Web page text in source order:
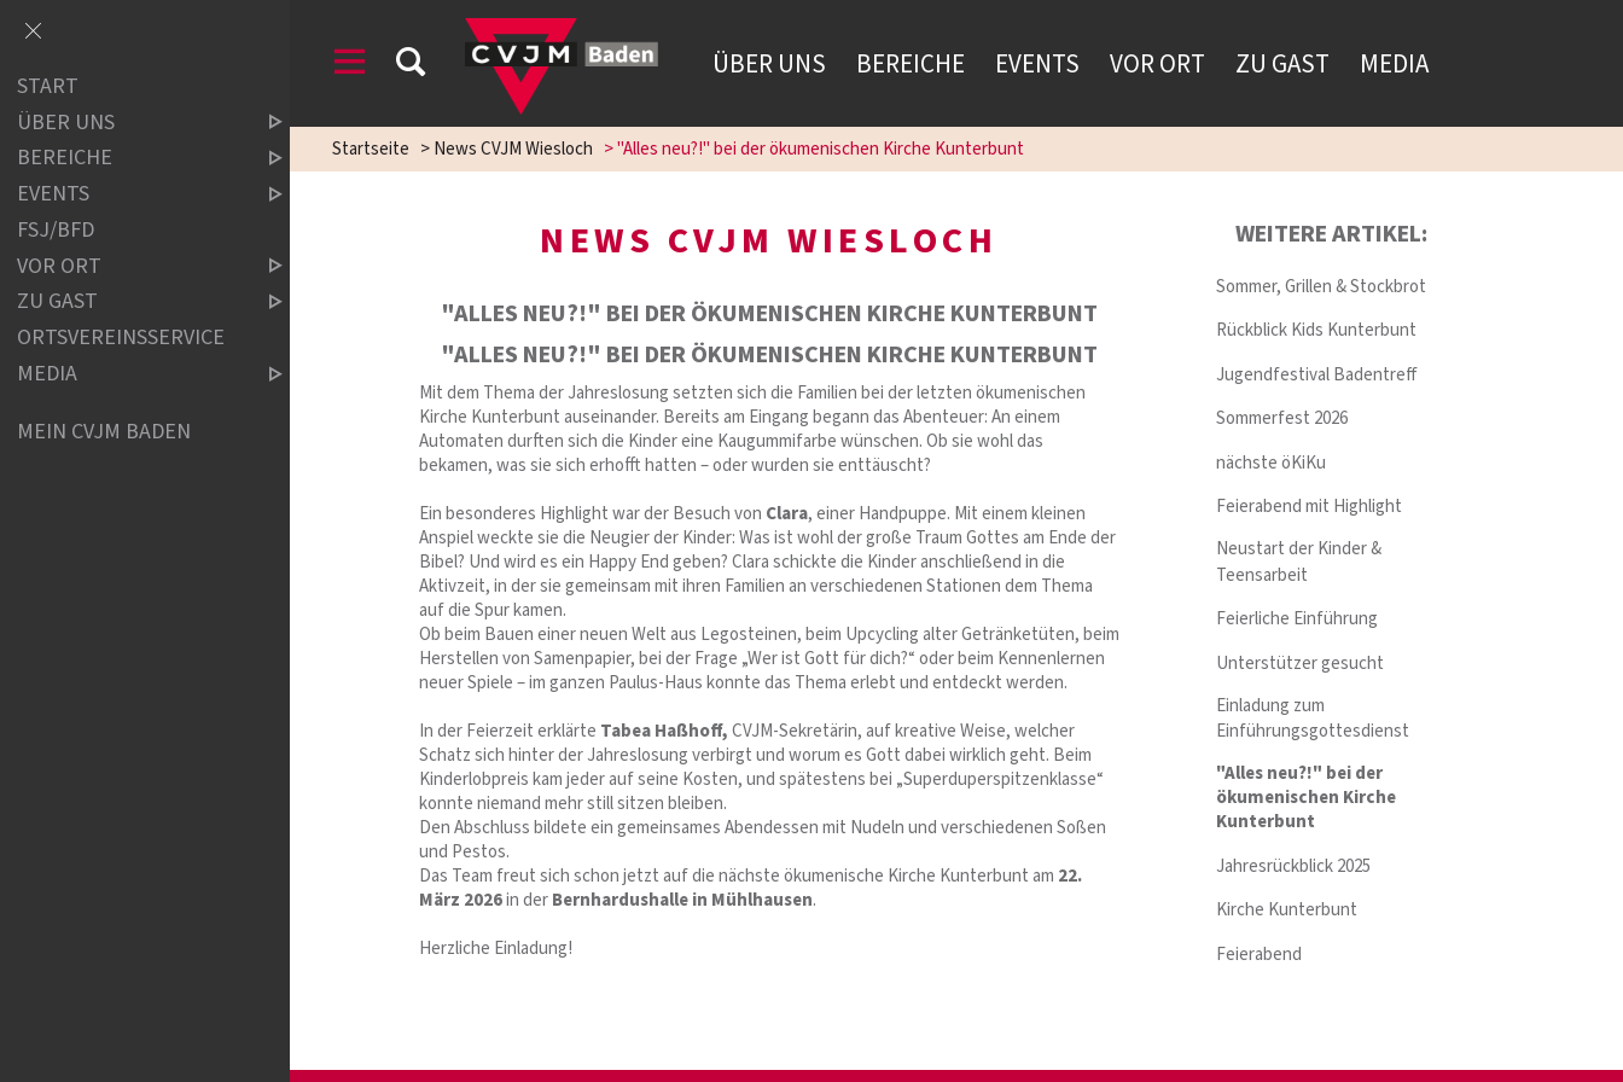
ÜBER UNS BEREICHE EVENTS VOR ORT ZU GAST MEDIA
Startseite >News CVJM Wiesloch >"Alles neu?!" bei der ökumenischen Kirche Kunterbunt
NEWS CVJM WIESLOCH
"ALLES NEU?!" BEI DER ÖKUMENISCHEN KIRCHE KUNTERBUNT
"ALLES NEU?!" BEI DER ÖKUMENISCHEN KIRCHE KUNTERBUNT
Mit dem Thema der Jahreslosung setzten sich die Familien bei der letzten ökumenischen
Kirche Kunterbunt auseinander. Bereits am Eingang begann das Abenteuer: An einem
Automaten durften sich die Kinder eine Kaugummifarbe wünschen. Ob sie wohl das
bekamen, was sie sich erhofft hatten – oder wurden sie enttäuscht?
Ein besonderes Highlight war der Besuch von Clara, einer Handpuppe. Mit einem kleinen
Anspiel weckte sie die Neugier der Kinder: Was ist wohl der große Traum Gottes am Ende der
Bibel? Und wird es ein Happy End geben? Clara schickte die Kinder anschließend in die
Aktivzeit, in der sie gemeinsam mit ihren Familien an verschiedenen Stationen dem Thema
auf die Spur kamen.
Ob beim Bauen einer neuen Welt aus Legosteinen, beim Upcycling alter Getränketüten, beim
Herstellen von Samenpapier, bei der Frage „Wer ist Gott für dich?“ oder beim Kennenlernen
neuer Spiele – im ganzen Paulus-Haus konnte das Thema erlebt und entdeckt werden.
In der Feierzeit erklärte Tabea Haßhoff,CVJM-Sekretärin, auf kreative Weise, welcher
Schatz sich hinter der Jahreslosung verbirgt und worum es Gott dabei wirklich geht. Beim
Kinderlobpreis kam jeder auf seine Kosten, und spätestens bei „Superduperspitzenklasse“
konnte niemand mehr still sitzen bleiben.
Den Abschluss bildete ein gemeinsames Abendessen mit Nudeln und verschiedenen Soßen
und Pestos.
Das Team freut sich schon jetzt auf die nächste ökumenische Kirche Kunterbunt am 22.
März 2026in derBernhardushalle in Mühlhausen.
Herzliche Einladung!
WEITERE ARTIKEL:
Sommer, Grillen & Stockbrot
Rückblick Kids Kunterbunt
Jugendfestival Badentreff
Sommerfest 2026
nächste öKiKu
Feierabend mit Highlight
Neustart der Kinder &
Teensarbeit
Feierliche Einführung
Unterstützer gesucht
Einladung zum
Einführungsgottesdienst
"Alles neu?!" bei der
ökumenischen Kirche
Kunterbunt
Jahresrückblick 2025
Kirche Kunterbunt
Feierabend
START
ÜBER UNS
BEREICHE
EVENTS
FSJ/BFD
VOR ORT
ZU GAST
ORTSVEREINSSERVICE
MEDIA
MEIN CVJM BADEN